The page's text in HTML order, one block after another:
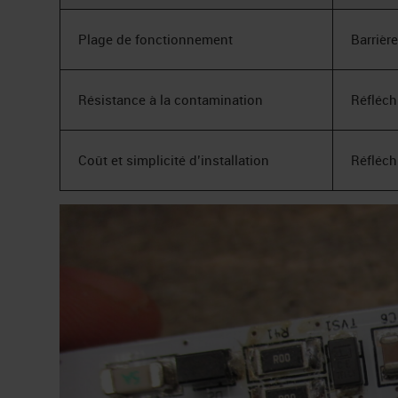
Plage de fonctionnement
Résistance à la contamination
Coût et simplicité d’installation